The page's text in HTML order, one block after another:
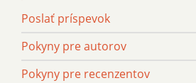
Poslať príspevok
Pokyny pre autorov
Pokyny pre recenzentov